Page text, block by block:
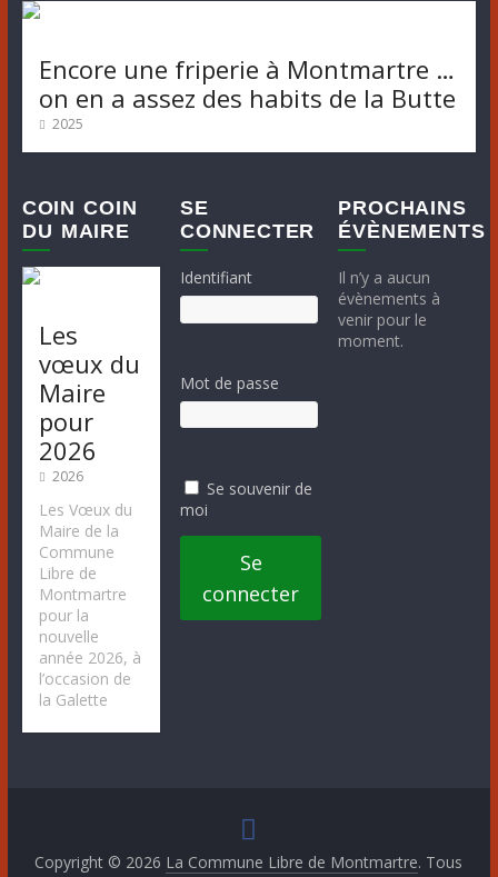
Encore une friperie à Montmartre …
on en a assez des habits de la Butte
2025
COIN COIN
DU MAIRE
Les
vœux du
Maire
pour
2026
2026
Les Vœux du
Maire de la
Commune
Libre de
Montmartre
pour la
nouvelle
année 2026, à
l’occasion de
la Galette
SE
CONNECTER
Identifiant
Mot de passe
Se souvenir de
moi
Se
connecter
PROCHAINS
ÉVÈNEMENTS
Il n’y a aucun
évènements à
venir pour le
moment.
Copyright © 2026 La Commune Libre de Montmartre. Tous